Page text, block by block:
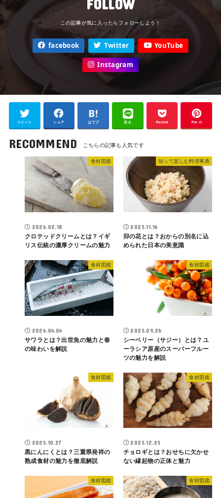
FOLLOW
facebook Twitter YouTube
Instagram
ツイート シェア はてブ 送る Pocket Pin it
RECOMMEND
食材図鑑
2026.02.18
クロテッドクリームとは？イギ
リス伝統の濃厚クリームの魅力
知って楽しむ料理事典
2025.11.16
卯の花とは？おからの別名に込
められた日本の美意識
食材図鑑
2026.04.04
サワラとは？出世魚の魅力と春
の味わいを解説
食材図鑑
2025.09.26
シーベリー（サジー）とは？ユ
ーラシア原産のスーパーフルー
ツの魅力を解説
食材図鑑
2025.10.27
黒にんにくとは？三重県発祥の
熟成食材の魅力を徹底解説
食材図鑑
2025.12.25
チョロギとは？おせちに欠かせ
ない縁起物の正体と魅力
食材図鑑 食材図鑑